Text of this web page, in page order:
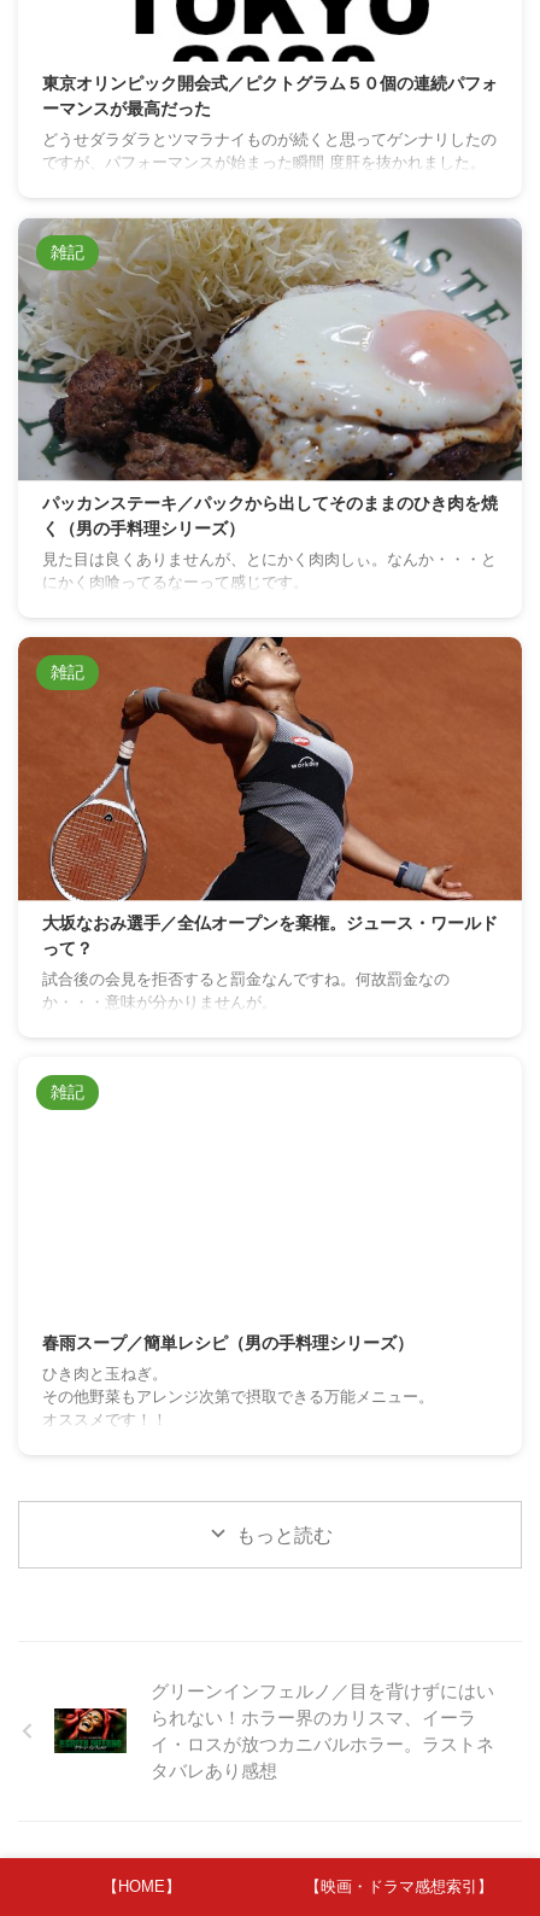
東京オリンピック開会式／ピクトグラム５０個の連続パフォ
ーマンスが最高だった
どうせダラダラとツマラナイものが続くと思ってゲンナリしたの
ですが、パフォーマンスが始まった瞬間 度肝を抜かれました。
雑記
パッカンステーキ／パックから出してそのままのひき肉を焼
く（男の手料理シリーズ）
見た目は良くありませんが、とにかく肉肉しぃ。なんか・・・と
にかく肉喰ってるなーって感じです。
雑記
大坂なおみ選手／全仏オープンを棄権。ジュース・ワールド
って？
試合後の会見を拒否すると罰金なんですね。何故罰金なの
か・・・意味が分かりませんが。
雑記
春雨スープ／簡単レシピ（男の手料理シリーズ）
ひき肉と玉ねぎ。
その他野菜もアレンジ次第で摂取できる万能メニュー。
オススメです！！
もっと読む
グリーンインフェルノ／目を背けずにはい
られない！ホラー界のカリスマ、イーラ
イ・ロスが放つカニバルホラー。ラストネ
タバレあり感想
a～We gonna go～
【HOME】 【映画・ドラマ感想索引】